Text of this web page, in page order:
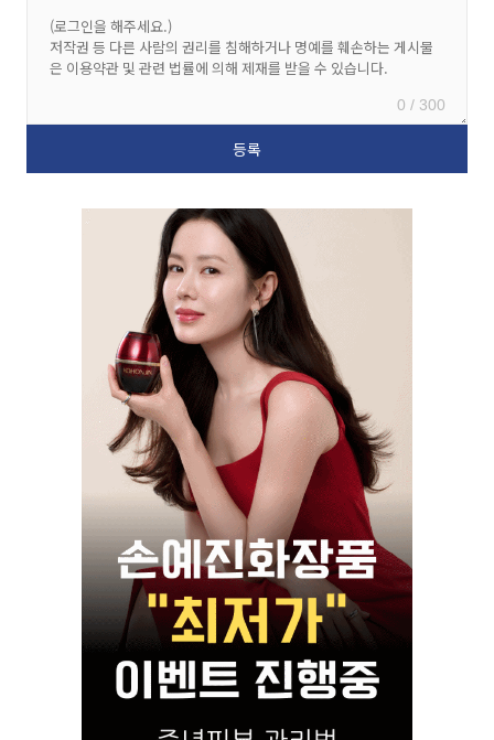
0 / 300